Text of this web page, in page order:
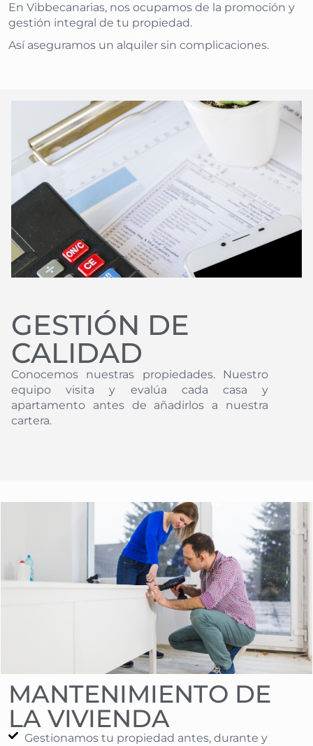
En Vibbecanarias, nos ocupamos de la promoción y
gestión integral de tu propiedad.
Así aseguramos un alquiler sin complicaciones.
GESTIÓN DE
CALIDAD
Conocemos nuestras propiedades. Nuestro
equipo visita y evalúa cada casa y
apartamento antes de añadirlos a nuestra
cartera.
MANTENIMIENTO DE
LA VIVIENDA
Gestionamos tu propiedad antes, durante y